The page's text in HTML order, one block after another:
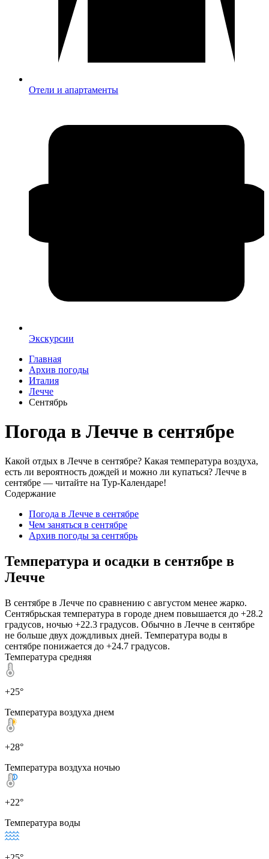
Отели и апартаменты
Экскурсии
Главная
Архив погоды
Италия
Лечче
Сентябрь
Погода в Лечче в сентябре
Какой отдых в Лечче в сентябре? Какая температура воздуха,
есть ли вероятность дождей и можно ли купаться? Лечче в
сентябре — читайте на Тур-Календаре!
Содержание
Погода в Лечче в сентябре
Чем заняться в сентябре
Архив погоды за сентябрь
Температура и осадки в сентябре в
Лечче
В сентябре в Лечче по сравнению с августом менее жарко.
Сентябрьская температура в городе днем повышается до +28.2
градусов, ночью +22.3 градусов. Обычно в Лечче в сентябре
не больше двух дождливых дней. Температура воды в
сентябре понижается до +24.7 градусов.
Температура средняя
+25°
Температура воздуха днем
+28°
Температура воздуха ночью
+22°
Температура воды